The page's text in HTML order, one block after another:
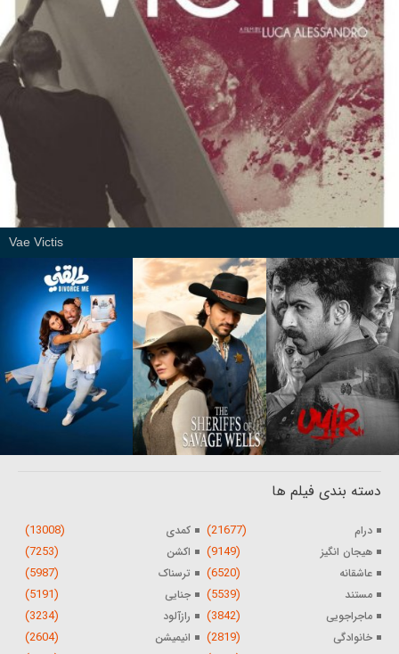
Vae Victis
دسته بندی فیلم ها
درام (21677) کمدی (13008)
هیجان انگیز (9149) اکشن (7253)
عاشقانه (6520) ترسناک (5987)
مستند (5539) جنایی (5191)
ماجراجویی (3842) رازآلود (3234)
خانوادگی (2819) انیمیشن (2604)